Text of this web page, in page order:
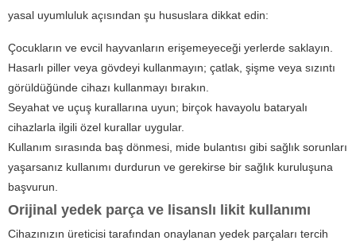
yasal uyumluluk açısından şu hususlara dikkat edin:
Çocukların ve evcil hayvanların erişemeyeceği yerlerde saklayın.
Hasarlı piller veya gövdeyi kullanmayın; çatlak, şişme veya sızıntı
görüldüğünde cihazı kullanmayı bırakın.
Seyahat ve uçuş kurallarına uyun; birçok havayolu bataryalı
cihazlarla ilgili özel kurallar uygular.
Kullanım sırasında baş dönmesi, mide bulantısı gibi sağlık sorunları
yaşarsanız kullanımı durdurun ve gerekirse bir sağlık kuruluşuna
başvurun.
Orijinal yedek parça ve lisanslı likit kullanımı
Cihazınızın üreticisi tarafından onaylanan yedek parçaları tercih